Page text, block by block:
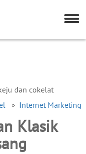
» Internet Marketing
Klasik